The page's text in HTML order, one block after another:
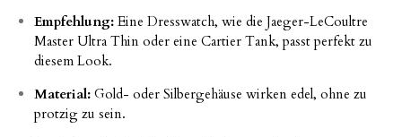
Empfehlung:Eine Dresswatch, wie die Jaeger-LeCoultre
Master Ultra Thin oder eine Cartier Tank, passt perfekt zu
diesem Look.
Material:Gold- oder Silbergehäuse wirken edel, ohne zu
protzig zu sein.